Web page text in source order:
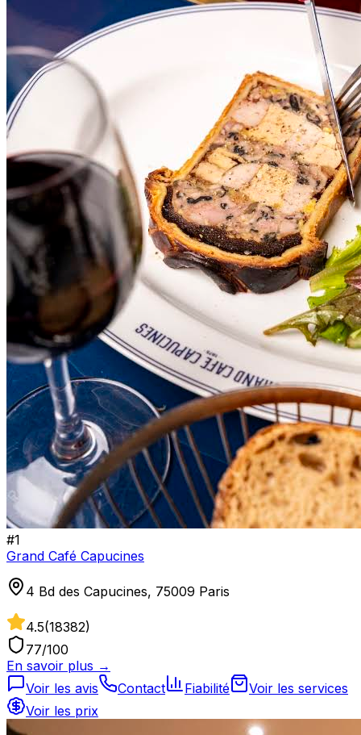
#1
Grand Café Capucines
4 Bd des Capucines, 75009 Paris
4.5(18382)
77/100
En savoir plus →
Voir les avis
Contact Fiabilité
Voir les services
Voir les prix